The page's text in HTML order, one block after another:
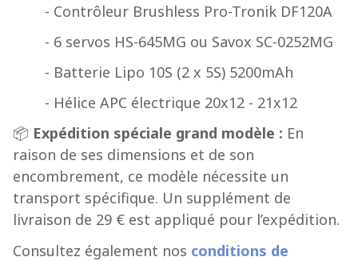
- Contrôleur Brushless Pro-Tronik DF120A
- 6 servos HS-645MG ou Savox SC-0252MG
- Batterie Lipo 10S (2 x 5S) 5200mAh
- Hélice APC électrique 20x12 - 21x12
📦 Expédition spéciale grand modèle : En
raison de ses dimensions et de son
encombrement, ce modèle nécessite un
transport spécifique. Un supplément de
livraison de 29 € est appliqué pour l’expédition.
Consultez également nos conditions de